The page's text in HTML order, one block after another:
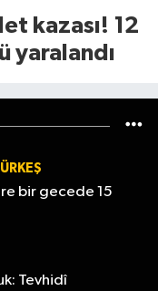
kazası! 12
yaralandı
bir gecede 15
Tevhidî